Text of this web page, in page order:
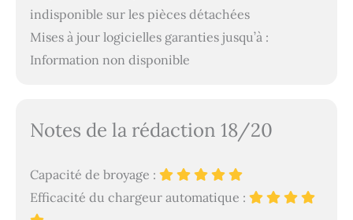
indisponible sur les pièces détachées
Mises à jour logicielles garanties jusqu’à :
Information non disponible
Notes de la rédaction 18/20
Capacité de broyage :
Efficacité du chargeur automatique :